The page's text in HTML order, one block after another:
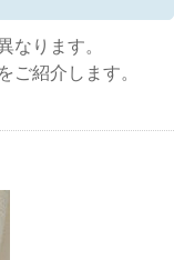
なります。
ご紹介します。